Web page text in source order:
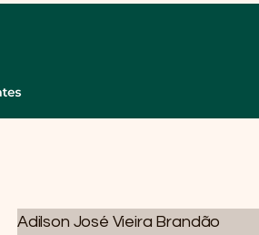
Adilson José Vieira Brandão